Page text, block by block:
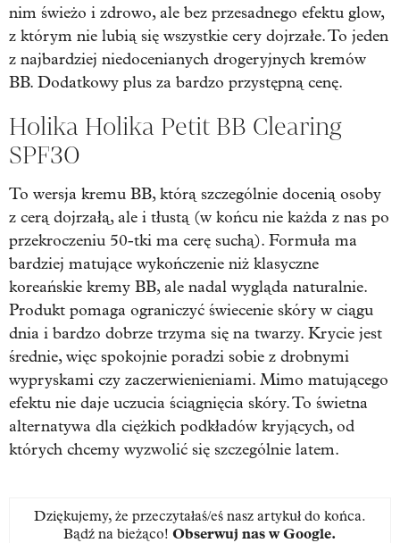
nim świeżo i zdrowo, ale bez przesadnego efektu glow,
z którym nie lubią się wszystkie cery dojrzałe. To jeden
z najbardziej niedocenianych drogeryjnych kremów
BB. Dodatkowy plus za bardzo przystępną cenę.
Holika Holika Petit BB Clearing
SPF30
To wersja kremu BB, którą szczególnie docenią osoby
z cerą dojrzałą, ale i tłustą (w końcu nie każda z nas po
przekroczeniu 50-tki ma cerę suchą). Formuła ma
bardziej matujące wykończenie niż klasyczne
koreańskie kremy BB, ale nadal wygląda naturalnie.
Produkt pomaga ograniczyć świecenie skóry w ciągu
dnia i bardzo dobrze trzyma się na twarzy. Krycie jest
średnie, więc spokojnie poradzi sobie z drobnymi
wypryskami czy zaczerwienieniami. Mimo matującego
efektu nie daje uczucia ściągnięcia skóry. To świetna
alternatywa dla ciężkich podkładów kryjących, od
których chcemy wyzwolić się szczególnie latem.
Dziękujemy, że przeczytałaś/eś nasz artykuł do końca.
Bądź na bieżąco! Obserwuj nas w Google.